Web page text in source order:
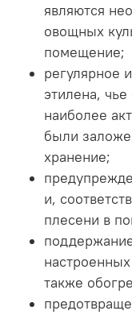
являются
овощных
помещение;
регулярное
этилена,
наиболее
были
хранение;
и,
плесени в
также